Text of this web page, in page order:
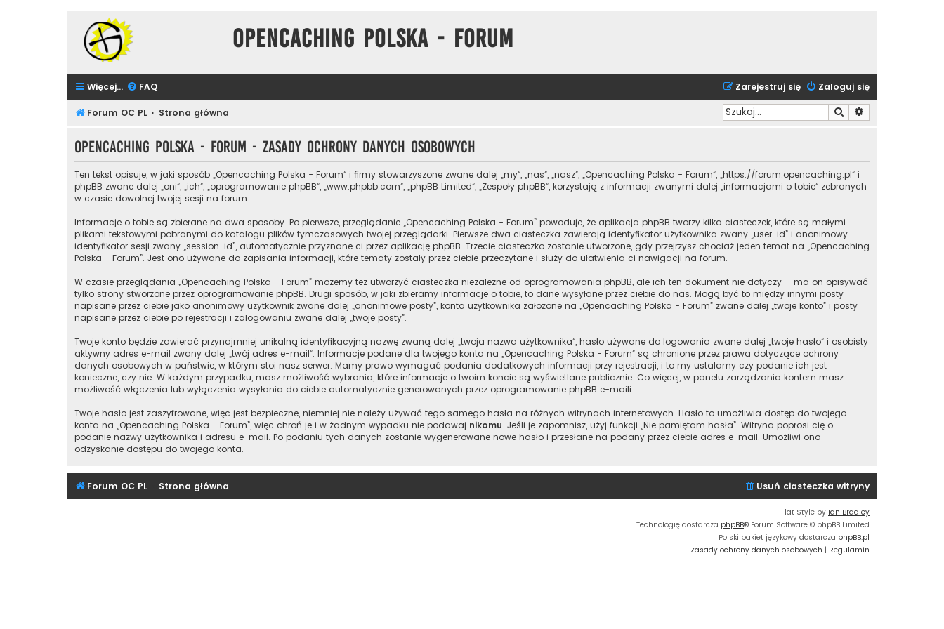
Opencaching Polska - Forum
Więcej… FAQ Zaloguj się
Zarejestruj się
Forum OC PL Strona główna Szukaj
Opencaching Polska - Forum - Zasady ochrony danych osobowych
Ten tekst opisuje, w jaki sposób „Opencaching Polska - Forum” i firmy stowarzyszone zwane dalej „my”, „nas”, „nasz”, „Opencaching Polska - Forum”, „https://forum.opencaching.pl” i
phpBB zwane dalej „oni”, „ich”, „oprogramowanie phpBB”, „www.phpbb.com”, „phpBB Limited”, „Zespoły phpBB”, korzystają z informacji zwanymi dalej „informacjami o tobie” zebranych
w czasie dowolnej twojej sesji na forum.
Informacje o tobie są zbierane na dwa sposoby. Po pierwsze, przeglądanie „Opencaching Polska - Forum” powoduje, że aplikacja phpBB tworzy kilka ciasteczek, które są małymi
plikami tekstowymi pobranymi do katalogu plików tymczasowych twojej przeglądarki. Pierwsze dwa ciasteczka zawierają identyfikator użytkownika zwany „user-id” i anonimowy
identyfikator sesji zwany „session-id”, automatycznie przyznane ci przez aplikację phpBB. Trzecie ciasteczko zostanie utworzone, gdy przejrzysz chociaż jeden temat na „Opencaching
Polska - Forum”. Jest ono używane do zapisania informacji, które tematy zostały przez ciebie przeczytane i służy do ułatwienia ci nawigacji na forum.
W czasie przeglądania „Opencaching Polska - Forum” możemy też utworzyć ciasteczka niezależne od oprogramowania phpBB, ale ich ten dokument nie dotyczy – ma on opisywać
tylko strony stworzone przez oprogramowanie phpBB. Drugi sposób, w jaki zbieramy informacje o tobie, to dane wysyłane przez ciebie do nas. Mogą być to między innymi posty
napisane przez ciebie jako anonimowy użytkownik zwane dalej „anonimowe posty”, konta użytkownika założone na „Opencaching Polska - Forum” zwane dalej „twoje konto” i posty
napisane przez ciebie po rejestracji i zalogowaniu zwane dalej „twoje posty”.
Twoje konto będzie zawierać przynajmniej unikalną identyfikacyjną nazwę zwaną dalej „twoja nazwa użytkownika”, hasło używane do logowania zwane dalej „twoje hasło” i osobisty
aktywny adres e-mail zwany dalej „twój adres e-mail”. Informacje podane dla twojego konta na „Opencaching Polska - Forum” są chronione przez prawa dotyczące ochrony
danych osobowych w państwie, w którym stoi nasz serwer. Mamy prawo wymagać podania dodatkowych informacji przy rejestracji, i to my ustalamy czy podanie ich jest
konieczne, czy nie. W każdym przypadku, masz możliwość wybrania, które informacje o twoim koncie są wyświetlane publicznie. Co więcej, w panelu zarządzania kontem masz
możliwość włączenia lub wyłączenia wysyłania do ciebie automatycznie generowanych przez oprogramowanie phpBB e-maili.
Twoje hasło jest zaszyfrowane, więc jest bezpieczne, niemniej nie należy używać tego samego hasła na różnych witrynach internetowych. Hasło to umożliwia dostęp do twojego
konta na „Opencaching Polska - Forum”, więc chroń je i w żadnym wypadku nie podawaj nikomu. Jeśli je zapomnisz, użyj funkcji „Nie pamiętam hasła”. Witryna poprosi cię o
podanie nazwy użytkownika i adresu e-mail. Po podaniu tych danych zostanie wygenerowane nowe hasło i przesłane na podany przez ciebie adres e-mail. Umożliwi ono
odzyskanie dostępu do twojego konta.
Forum OC PL Strona główna Usuń ciasteczka witryny
Flat Style by Ian Bradley
Technologię dostarcza phpBB® Forum Software © phpBB Limited
Polski pakiet językowy dostarcza phpBB.pl
Zasady ochrony danych osobowych | Regulamin